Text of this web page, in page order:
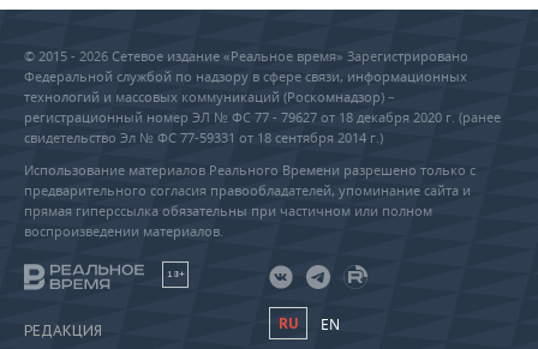
© 2015 - 2026 Сетевое издание «Реальное время» Зарегистрировано
Федеральной службой по надзору в сфере связи, информационных
технологий и массовых коммуникаций (Роскомнадзор) –
регистрационный номер ЭЛ № ФС 77 - 79627 от 18 декабря 2020 г. (ранее
свидетельство Эл № ФС 77-59331 от 18 сентября 2014 г.)
Использование материалов Реального Времени разрешено только с
предварительного согласия правообладателей, упоминание сайта и
прямая гиперссылка обязательны при частичном или полном
воспроизведении материалов.
18+
РЕДАКЦИЯ
RU EN